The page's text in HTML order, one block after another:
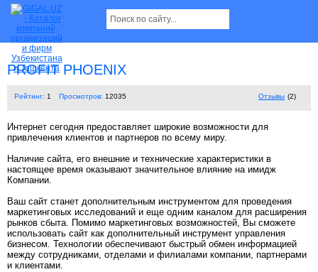
PROFIT PHOENIX
Рейтинг: 1 Просмотров: 12035 Отзывы (2)
Интернет сегодня предоставляет широкие возможности для
привлечения клиентов и партнеров по всему миру.
Наличие сайта, его внешние и технические характеристики в
настоящее время оказывают значительное влияние на имидж
Компании.
Ваш сайт станет дополнительным инструментом для проведения
маркетинговых исследований и еще одним каналом для расширения
рынков сбыта. Помимо маркетинговых возможностей, Вы сможете
использовать сайт как дополнительный инструмент управления
бизнесом. Технологии обеспечивают быстрый обмен информацией
между сотрудниками, отделами и филиалами компании, партнерами
и клиентами.